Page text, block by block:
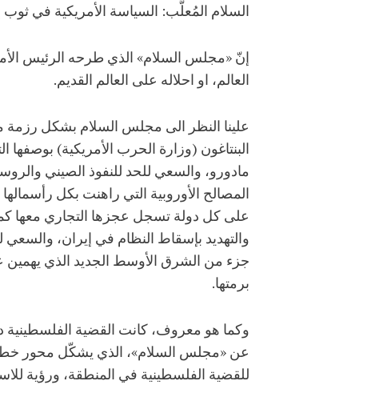
السلام المُعلَّب: السياسة الأمريكية في ثوب
إنّ «مجلس السلام» الذي طرحه الرئيس
العالم، او احلاله على العالم القديم.
علينا النظر الى مجلس السلام بشكل رزمة
البنتاغون (وزارة الحرب الأمريكية)
مادورو، والسعي للحد للنفوذ الصيني
المصالح الأوروبية التي راهنت بكل
على كل دولة تسجل عجزها التجاري معها
والتهديد بإسقاط النظام في إيران،
جزء من الشرق الأوسط الجديد الذي
برمتها.
وكما هو معروف، كانت القضية الفلسطينية
عن «مجلس السلام»، الذي يشكّل محور خطة
للقضية الفلسطينية في المنطقة، ورؤية